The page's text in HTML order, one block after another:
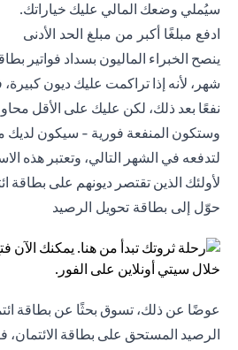
سيُملي وضعك المالي عليك خياراتك.
ادفع مبلغًا أكبر من مبلغ الحد الأدنى
ينصح الخبراء الماليون بسداد فواتير
شهر، لأنه إذا تراكمت عليك ديون
نفعًا بعد ذلك، لكن عليك على الأقل
وستكون المنفعة فورية - سيكون لديك
لتدفعه في الشهر التالي، وتعتبر هذه
لأولئك الذين تقتصر ديونهم على بطاقة
حوّل إلى بطاقة تحويل الرصيد
عوضًا عن ذلك، تسوق بحثًا عن بطاقة
الرصيد المستحق على بطاقة الائتمان،